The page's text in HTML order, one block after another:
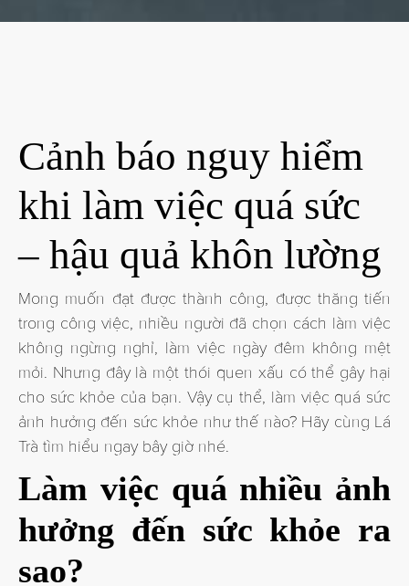
Cảnh báo nguy hiểm
khi làm việc quá sức
– hậu quả khôn lường
Mong muốn đạt được thành công, được thăng tiến
trong công việc, nhiều người đã chọn cách làm việc
không ngừng nghỉ, làm việc ngày đêm không mệt
mỏi. Nhưng đây là một thói quen xấu có thể gây hại
cho sức khỏe của bạn. Vậy cụ thể, làm việc quá sức
ảnh hưởng đến sức khỏe như thế nào? Hãy cùng Lá
Trà tìm hiểu ngay bây giờ nhé.
Làm việc quá nhiều ảnh
hưởng đến sức khỏe ra
sao?